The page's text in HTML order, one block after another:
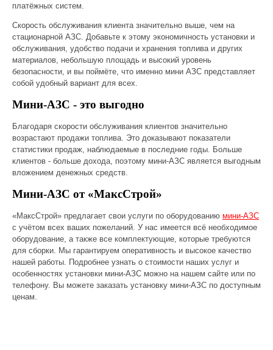
платёжных систем.
Скорость обслуживания клиента значительно выше, чем на
стационарной АЗС. Добавьте к этому экономичность установки и
обслуживания, удобство подачи и хранения топлива и других
материалов, небольшую площадь и высокий уровень
безопасности, и вы поймёте, что именно мини АЗС представляет
собой удобный вариант для всех.
Мини-АЗС - это выгодно
Благодаря скорости обслуживания клиентов значительно
возрастают продажи топлива. Это доказывают показатели
статистики продаж, наблюдаемые в последние годы. Больше
клиентов - больше дохода, поэтому мини-АЗС является выгодным
вложением денежных средств.
Мини-АЗС от «МаксСтрой»
«МаксСтрой» предлагает свои услуги по оборудованию мини-АЗС
с учётом всех ваших пожеланий. У нас имеется всё необходимое
оборудование, а также все комплектующие, которые требуются
для сборки. Мы гарантируем оперативность и высокое качество
нашей работы. Подробнее узнать о стоимости наших услуг и
особенностях установки мини-АЗС можно на нашем сайте или по
телефону. Вы можете заказать установку мини-АЗС по доступным
ценам.